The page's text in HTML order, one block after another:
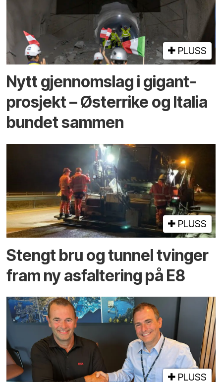
PLUSS
Nytt gjennomslag i gigant­
prosjekt – Østerrike og Italia
bundet sammen
PLUSS
Stengt bru og tunnel tvinger
fram ny asfaltering på E8
PLUSS